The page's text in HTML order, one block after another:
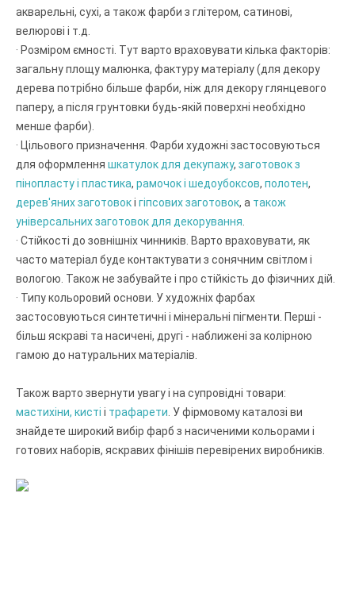
акварельні, сухі, а також фарби з глітером, сатинові,
велюрові і т.д.
· Розміром ємності. Тут варто враховувати кілька факторів:
загальну площу малюнка, фактуру матеріалу (для декору
дерева потрібно більше фарби, ніж для декору глянцевого
паперу, а після грунтовки будь-якій поверхні необхідно
менше фарби).
· Цільового призначення. Фарби художні застосовуються
для оформлення шкатулок для декупажу, заготовок з
пінопласту і пластика, рамочок і шедоубоксов, полотен,
дерев'яних заготовокі гіпсових заготовок, а також
універсальних заготовок для декорування
· Стійкості до зовнішніх чинників. Варто враховувати, як
часто матеріал буде контактувати з сонячним світлом і
вологою. Також не забувайте і про стійкість до фізичних дій.
· Типу кольоровий основи. У художніх фарбах
застосовуються синтетичні і мінеральні пігменти. Перші -
більш яскраві та насичені, другі - наближені за колірною
гамою до натуральних матеріалів.
Також варто звернути увагу і на супровідні товари:
мастихіни, кисті і трафарети . У фірмовому каталозі ви
знайдете широкий вибір фарб з насиченими кольорами і
готових наборів, яскравих фінішів перевірених виробників.